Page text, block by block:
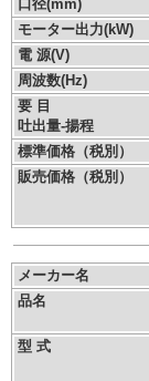
口径(mm)
モーター出力(kW)
電 源(V)
周波数(Hz)
要 目
吐出量-揚程
標準価格（税別）
販売価格（税別）
メーカー名
品名
型 式